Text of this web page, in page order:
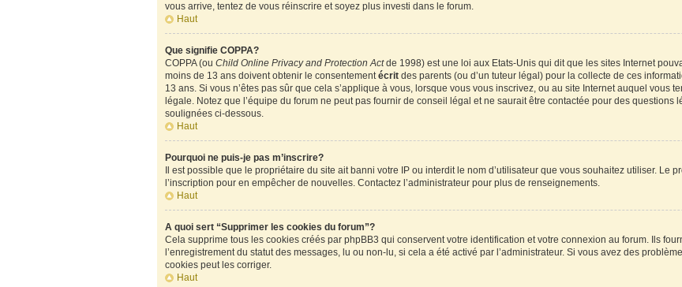
vous arrive, tentez de vous réinscrire et soyez plus investi dans le forum.
Haut
Que signifie COPPA?
COPPA (ou Child Online Privacy and Protection Actde 1998) est une loi aux Etats-Unis qui dit que les sites Internet
moins de 13 ans doivent obtenir le consentementécritdes parents (ou d’un tuteur légal) pour la collecte de ces
13 ans. Si vous n’êtes pas sûr que cela s’applique à vous, lorsque vous vous inscrivez, ou au site Internet auquel vous
légale. Notez que l’équipe du forum ne peut pas fournir de conseil légal et ne saurait être contactée pour des questions
soulignées ci-dessous.
Haut
Pourquoi ne puis-je pas m’inscrire?
Il est possible que le propriétaire du site ait banni votre IP ou interdit le nom d’utilisateur que vous souhaitez utiliser. Le
l’inscription pour en empêcher de nouvelles. Contactez l’administrateur pour plus de renseignements.
Haut
A quoi sert “Supprimer les cookies du forum”?
Cela supprime tous les cookies créés par phpBB3 qui conservent votre identification et votre connexion au forum. Ils
l’enregistrement du statut des messages, lu ou non-lu, si cela a été activé par l’administrateur. Si vous avez des
cookies peut les corriger.
Haut